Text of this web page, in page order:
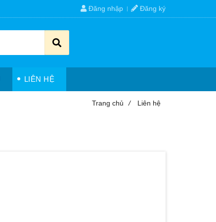
Đăng nhập Đăng ký
LIÊN HỆ
Trang chủ / Liên hệ